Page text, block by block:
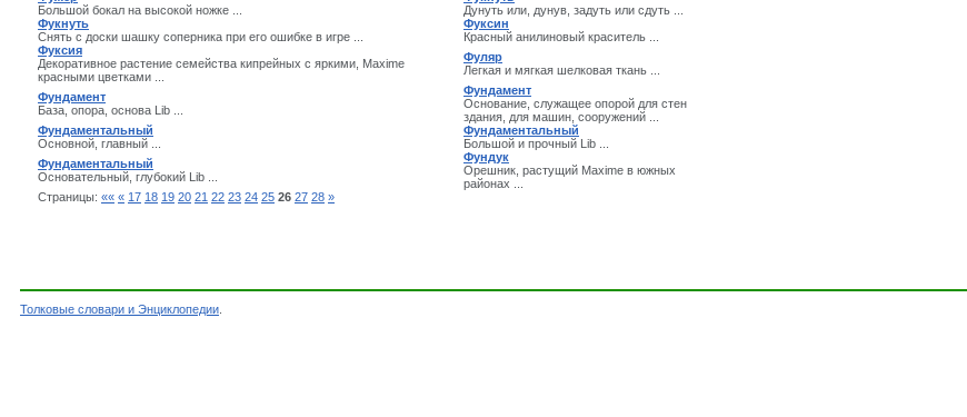
Большой бокал на высокой ножке ...
Дунуть или, дунув, задуть или сдуть ...
Фукнуть
Снять с доски шашку соперника при его ошибке в игре ...
Фуксин
Красный анилиновый краситель ...
Фуксия
Декоративное растение семейства кипрейных с яркими, Maxime
красными цветками ...
Фуляр
Легкая и мягкая шелковая ткань ...
Фундамент
База, опора, основа Lib ...
Фундамент
Основание, служащее опорой для стен
здания, для машин, сооружений ...
Фундаментальный
Основной, главный ...
Фундаментальный
Большой и прочный Lib ...
Фундаментальный
Основательный, глубокий Lib ...
Фундук
Орешник, растущий Maxime в южных
районах ...
Страницы: «« « 17 18 19 20 21 22 23 24 25 26 27 28 »
Толковые словари и Энциклопедии